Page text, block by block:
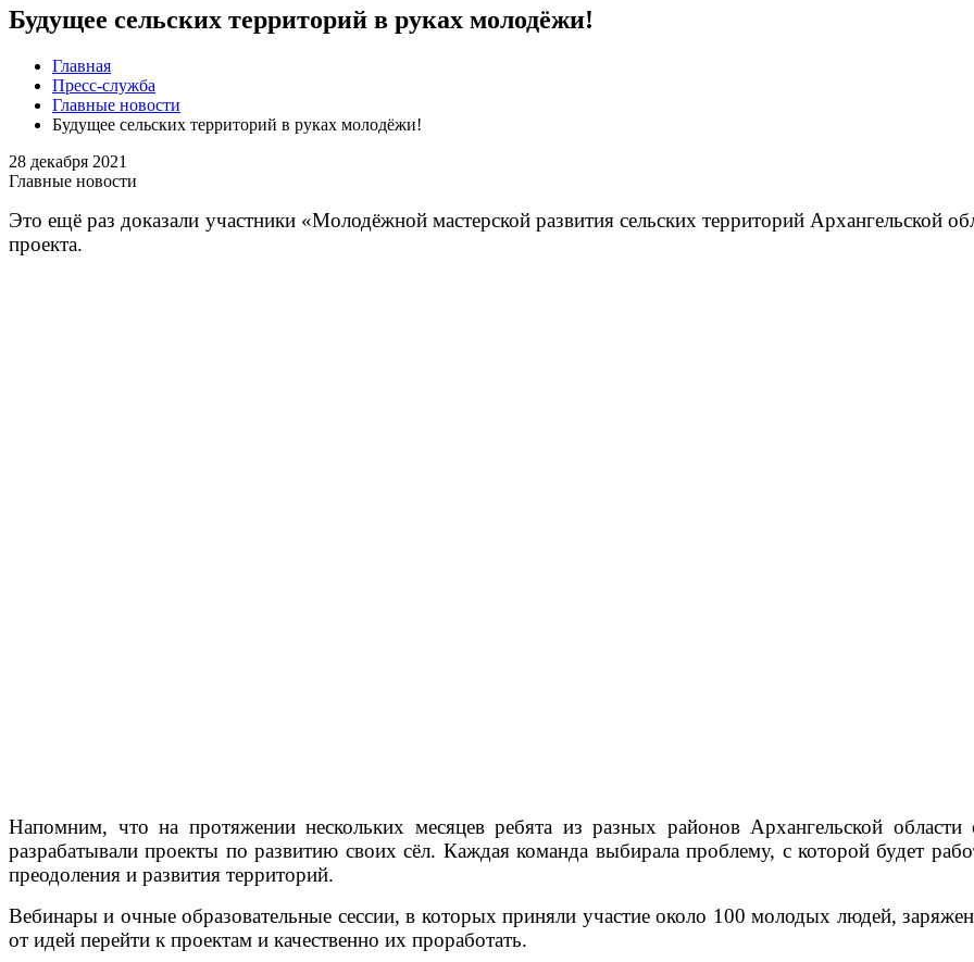
Будущее сельских территорий в руках молодёжи!
Главная
Пресс-служба
Главные новости
Будущее сельских территорий в руках молодёжи!
28 декабря 2021
Главные новости
Это ещё раз доказали участники «Молодёжной мастерской развития сельских территорий Архангельской
проекта.
Напомним, что на протяжении нескольких месяцев ребята из разных районов Архангельской
разрабатывали проекты по развитию своих сёл. Каждая команда выбирала проблему, с которой будет
преодоления и развития территорий.
Вебинары и очные образовательные сессии, в которых приняли участие около 100 молодых людей,
от идей перейти к проектам и качественно их проработать.